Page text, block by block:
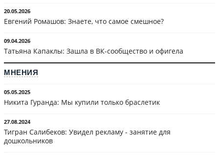
20.05.2026
Евгений Ромашов: Знаете, что самое смешное?
09.04.2026
Татьяна Капаклы: Зашла в ВК-сообщество и офигела
МНЕНИЯ
05.05.2025
Никита Гуранда: Мы купили только браслетик
27.08.2024
Тигран Салибеков: Увидел рекламу - занятие для
дошкольников